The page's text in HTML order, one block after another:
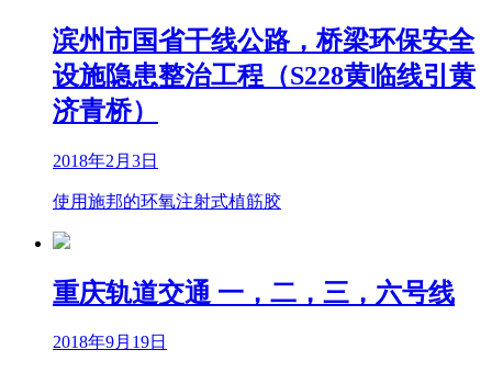
滨州市国省干线公路，桥梁环保安全
设施隐患整治工程（S228黄临线引黄
济青桥）
2018年2月3日
使用施邦的环氧注射式植筋胶
重庆轨道交通 一，二，三，六号线
2018年9月19日